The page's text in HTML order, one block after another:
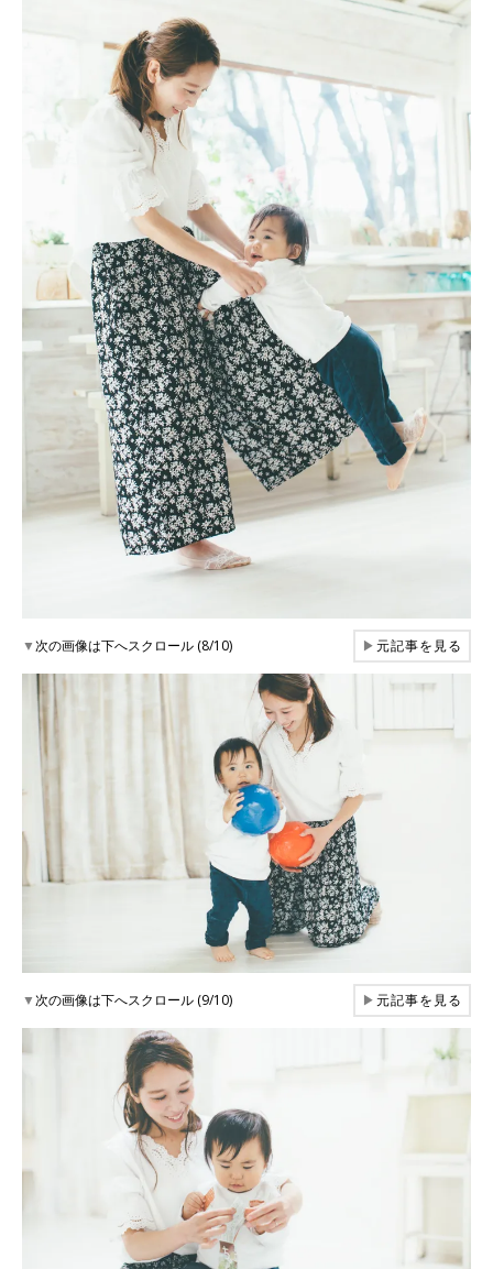
▼次の画像は下へスクロール (8/10) ▶元記事を見る
▼次の画像は下へスクロール (9/10) ▶元記事を見る